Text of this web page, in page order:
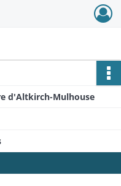
- Colmar
d'Altkirch-Mulhouse